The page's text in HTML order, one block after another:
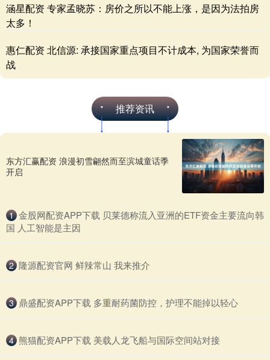
涵星配资 专家孟晓苏：房价之所以不能上涨，是因为法拍房
太多！
惠仁配资 北信源: 承接国家重点项目不计成本, 为国家荣誉而
战
推荐资讯
东方汇赢配资 浪漫初雪翩然而至滨城童话季
开启
1 ​金股网配资APP下载 贝莱德称流入亚洲的ETF资金主要流向韩
国 人工智能是主因
2 ​隆源配资官网 鲜辣常山 我来推介
3 ​鼎盛配资APP下载 多重耐药菌防控，护理不能掉以轻心
4 ​熊猫配资APP下载 美载人龙飞船与国际空间站对接